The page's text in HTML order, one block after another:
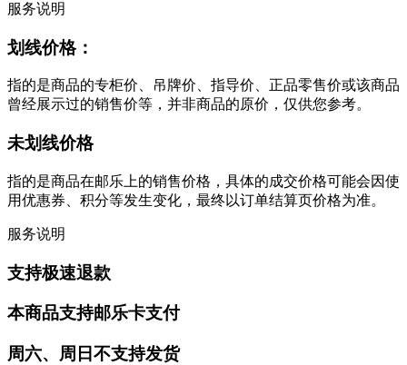
服务说明
划线价格：
指的是商品的专柜价、吊牌价、指导价、正品零售价或该商品
曾经展示过的销售价等，并非商品的原价，仅供您参考。
未划线价格
指的是商品在邮乐上的销售价格，具体的成交价格可能会因使
用优惠券、积分等发生变化，最终以订单结算页价格为准。
服务说明
支持极速退款
本商品支持邮乐卡支付
周六、周日不支持发货